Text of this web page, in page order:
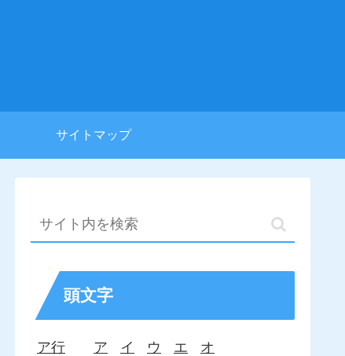
サイトマップ
頭文字
ア行 ア イ ウ エ
オ